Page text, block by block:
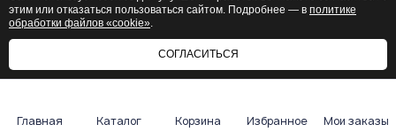
Главная Каталог Корзина Избранное Мои заказы
этим или отказаться пользоваться сайтом. Подробнее — в политике
обработки файлов «cookie».
СОГЛАСИТЬСЯ